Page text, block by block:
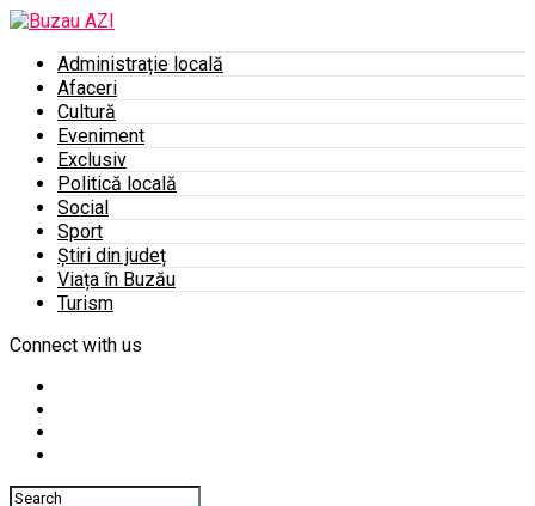
Administrație locală
Afaceri
Cultură
Eveniment
Exclusiv
Politică locală
Social
Sport
Știri din județ
Viața în Buzău
Turism
Connect with us